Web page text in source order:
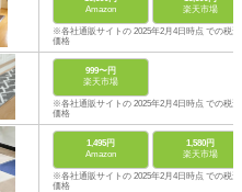
Amazon
楽天市場
※各社通販サイトの 2025年2月4日時点 での税込
価格
999〜円
楽天市場
※各社通販サイトの 2025年2月4日時点 での税込
価格
1,495円
Amazon
1,580円
楽天市場
※各社通販サイトの 2025年2月4日時点 での税込
価格